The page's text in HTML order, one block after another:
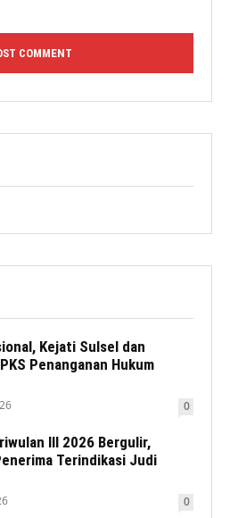
Kejati Sulsel dan
Penanganan Hukum
0
III 2026 Bergulir,
Terindikasi Judi
0